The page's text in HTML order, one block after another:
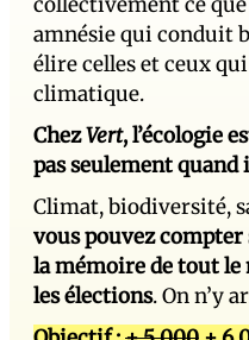
amnésie qui conduit
élire celles et ceux
climatique.
ChezVert, l’écologie
pas seulement
Climat, biodiversité,
vous pouvez
la mémoire de tout
les élections. On n’y